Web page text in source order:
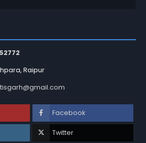
Raipur
Facebook
Twitter